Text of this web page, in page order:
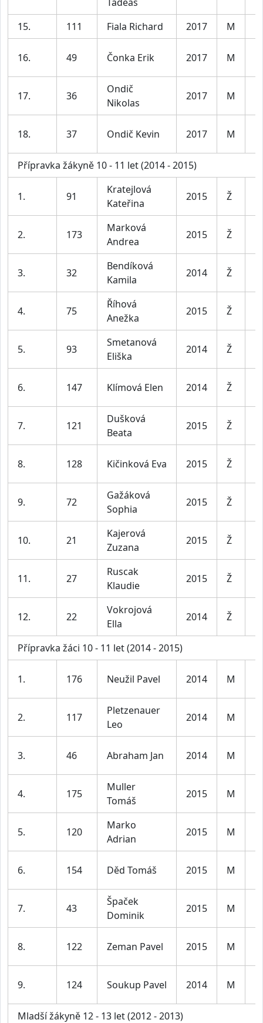
15. 111 Fiala Richard 2017 M
16. 49 Čonka Erik 2017 M
17. 36
Ondič
Nikolas
2017 M
18. 37 Ondič Kevin 2017 M
Přípravka žákyně 10 - 11 let (2014 - 2015)
1. 91
Kratejlová
Kateřina
2015 Ž
2. 173
Marková
Andrea
2015 Ž
3. 32
Bendíková
Kamila
2014 Ž
4. 75
Říhová
Anežka
2015 Ž
5. 93
Smetanová
Eliška
2014 Ž
6. 147 Klímová Elen 2014 Ž
7. 121
Dušková
Beata
2015 Ž
8. 128 Kičinková Eva 2015 Ž
9. 72
Gažáková
Sophia
2015 Ž
10. 21
Kajerová
Zuzana
2015 Ž
11. 27
Ruscak
Klaudie
2015 Ž
12. 22
Vokrojová
Ella
2014 Ž
Přípravka žáci 10 - 11 let (2014 - 2015)
1. 176 Neužil Pavel 2014 M
2. 117
Pletzenauer
Leo
2014 M
3. 46 Abraham Jan 2014 M
4. 175
Muller
Tomáš
2015 M
5. 120
Marko
Adrian
2015 M
6. 154 Děd Tomáš 2015 M
7. 43
Špaček
Dominik
2015 M
8. 122 Zeman Pavel 2015 M
9. 124 Soukup Pavel 2014 M
Mladší žákyně 12 - 13 let (2012 - 2013)